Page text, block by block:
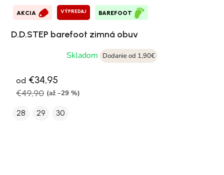
AKCIA VÝPREDAJ BAREFOOT
D.D.STEP barefoot zimná obuv
Skladom
Dodanie od 1,90€
od €34,95
€49,90 (až –29 %)
28 29 30